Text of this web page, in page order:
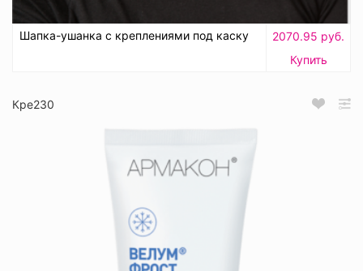
Шапка-ушанка с креплениями под каску
2070.95 руб.
Купить
Кре230